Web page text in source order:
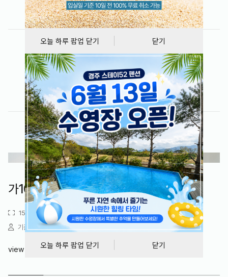
가302/나302/다302
35평형 / 115㎡
기준 2명 / 최대 10명
view more
가101/다101
15평형 / 49.5㎡
기준 2명 / 최대 4명
view more
가102/다102
15평형 / 49.5㎡
기준 2명 / 최대 4명
view more
가201/나201/다201
15평형 / 49.5㎡
기준 2명 / 최대 4명
view more
가202/나202/다202
15평형 / 49.5㎡
기준 2명 / 최대 4명
view more
가301/나301/다301
35평형 / 115㎡
기준 2명 / 최대 10명
view more
가302/나302/다302
35평형 / 115㎡
기준 2명 / 최대 10명
view more
가101/다101
15평형 / 49.5㎡
기준 2명 / 최대 4명
view more
오늘 하루 팝업 닫기 닫기
오늘 하루 팝업 닫기 닫기